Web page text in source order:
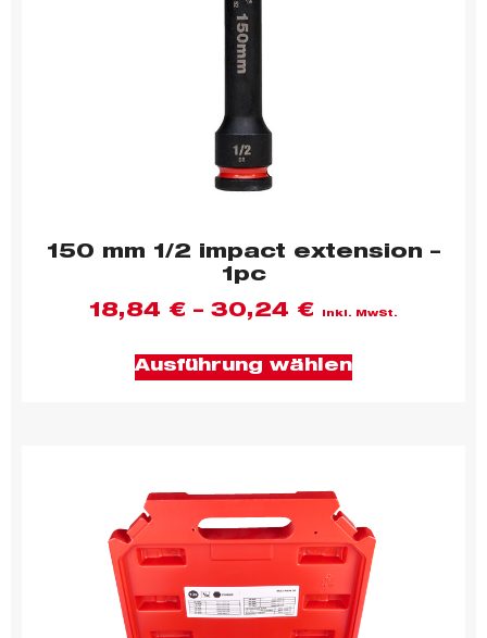
150 mm 1/2 impact extension –
1pc
18,84 € – 30,24 € inkl. MwSt.
Ausführung wählen